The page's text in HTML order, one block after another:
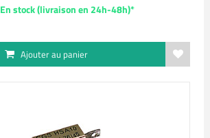
En stock (livraison en 24h-48h)*
Ajouter au panier